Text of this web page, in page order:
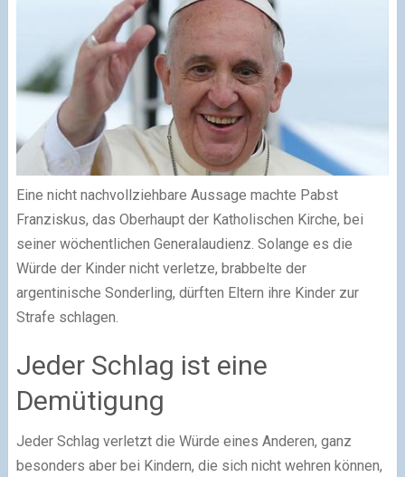
Eine nicht nachvollziehbare Aussage machte Pabst
Franziskus, das Oberhaupt der Katholischen Kirche, bei
seiner wöchentlichen Generalaudienz. Solange es die
Würde der Kinder nicht verletze, brabbelte der
argentinische Sonderling, dürften Eltern ihre Kinder zur
Strafe schlagen.
Jeder Schlag ist eine
Demütigung
Jeder Schlag verletzt die Würde eines Anderen, ganz
besonders aber bei Kindern, die sich nicht wehren können,